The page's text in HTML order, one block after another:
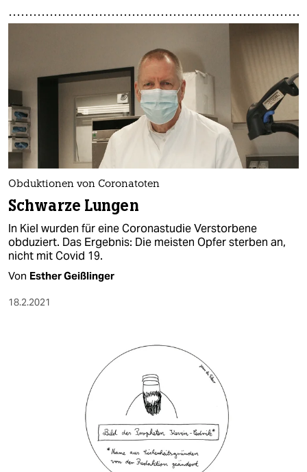
Obduktionen von Coronatoten
Schwarze Lungen
In Kiel wurden für eine Coronastudie Verstorbene
obduziert. Das Ergebnis: Die meisten Opfer sterben an,
nicht mit Covid 19.
Von Esther Geißlinger
18.2.2021